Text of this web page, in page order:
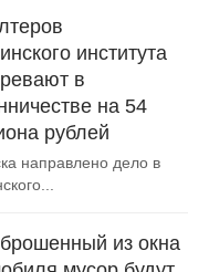
института
в
на 54
рублей
направлено дело в
из окна